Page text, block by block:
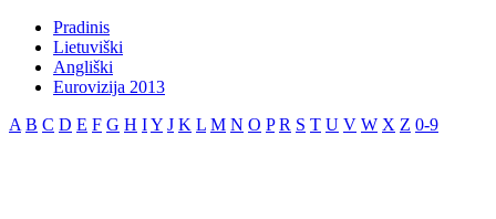
Pradinis
Lietuviški
Angliški
Eurovizija 2013
A B C D E F G H IY J K L M N O P R S T U V W X Z 0-9